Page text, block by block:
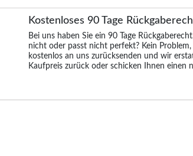
Kostenloses 90 Tage
Bei uns haben Sie ein 90 Tage
nicht oder passt nicht perfekt? Kein
kostenlos an uns zurücksenden und wir
Kaufpreis zurück oder schicken Ihnen einen
Hoodie Schwarz
Bigdude Raglan Open
Edge Hoody Dunkelblau